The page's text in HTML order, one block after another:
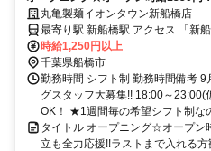
援!!ラストまで入れる方歓迎★既存店
も◎まかない有！週2日～／1日3h～
丸亀製麺イオンタウン新船橋店
最寄り駅 新船橋駅 アクセス 「新船橋駅」徒歩2分、「東海神駅」徒
歩9分 ★駅チカで通勤楽々！ ★自
負担、店にある場合は利用可）
時給1,250円以上
千葉県船橋市
勤務時間 シフト制 勤務時間備考
グスタッフ大募集!! 18:00～23:00(
OK！ ★1週間毎の希望シフト制な
タイトル オープニング☆オープン
立も全力応援!!ラストまで入れる